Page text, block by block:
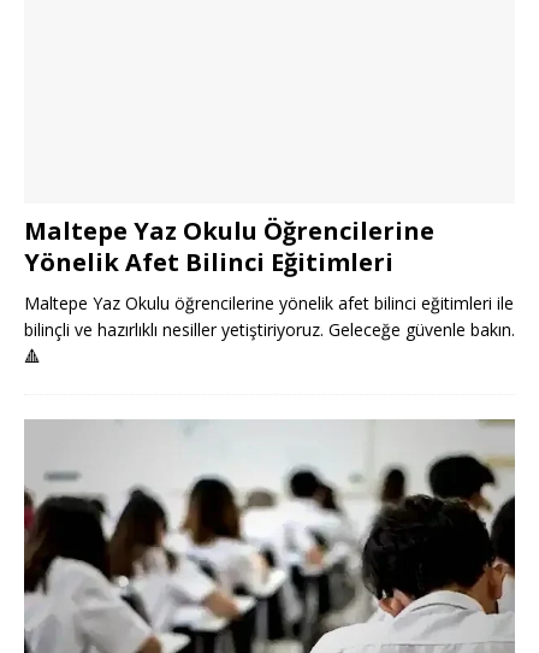
Maltepe Yaz Okulu Öğrencilerine
Yönelik Afet Bilinci Eğitimleri
Maltepe Yaz Okulu öğrencilerine yönelik afet bilinci eğitimleri ile
bilinçli ve hazırlıklı nesiller yetiştiriyoruz. Geleceğe güvenle bakın.
🔺